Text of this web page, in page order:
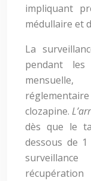
impliquant
médullaire et
La
pendant les
clozapine.
dès que le
dessous de